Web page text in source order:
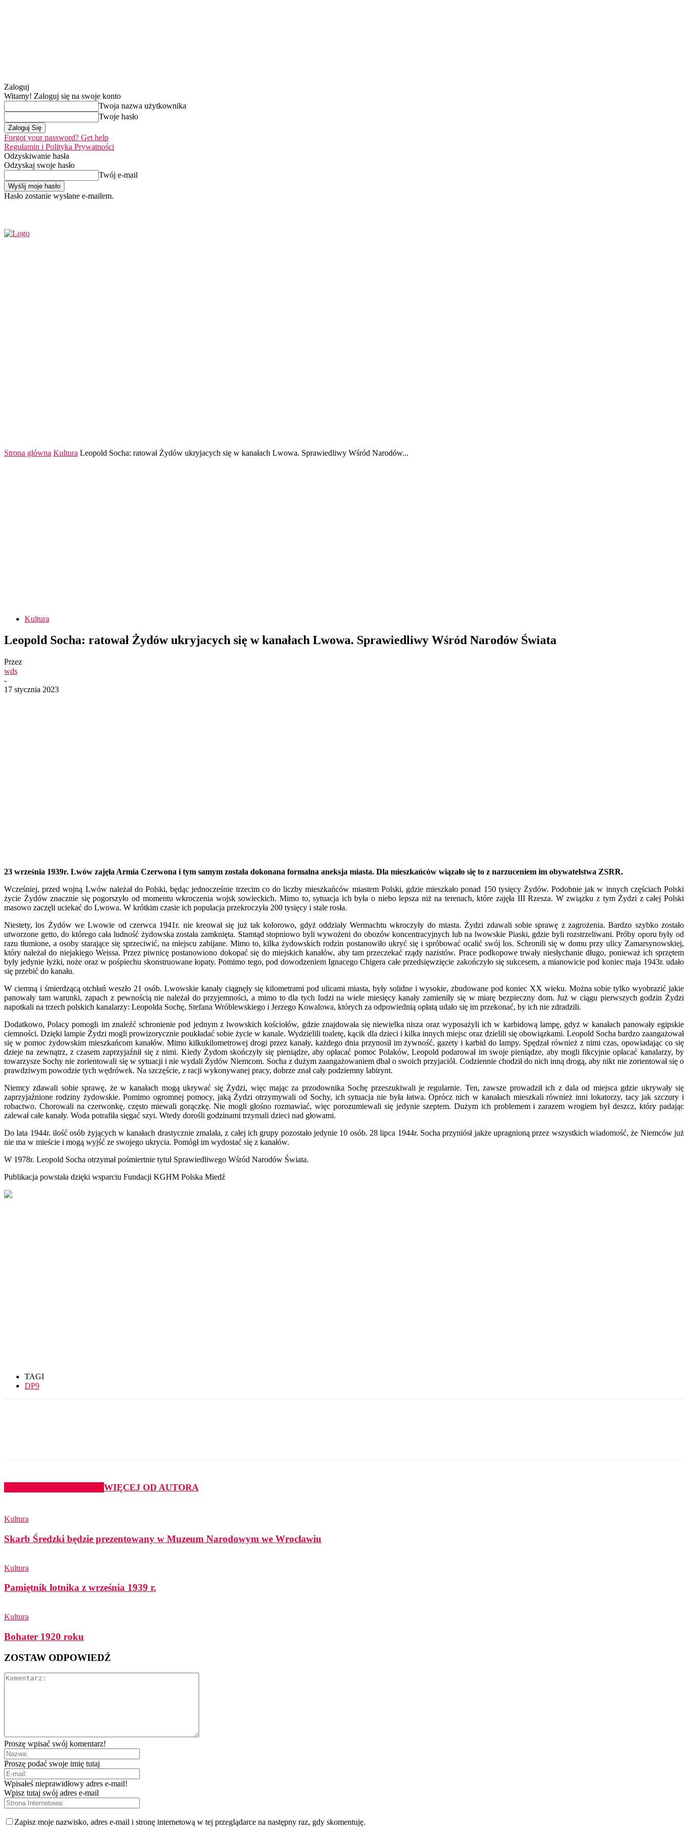
Zaloguj
Witamy! Zaloguj się na swoje konto
Twoja nazwa użytkownika
Twoje hasło
Forgot your password? Get help
Regulamin i Polityka Prywatności
Odzyskiwanie hasła
Odzyskaj swoje hasło
Twój e-mail
Hasło zostanie wysłane e-mailem.
Strona główna Kultura Leopold Socha: ratował Żydów ukryjacych się w kanałach Lwowa. Sprawiedliwy Wśród Narodów...
Kultura
Leopold Socha: ratował Żydów ukryjacych się w kanałach Lwowa. Sprawiedliwy Wśród Narodów Świata
Przez
wds
-
17 stycznia 2023
23 września 1939r. Lwów zajęła Armia Czerwona i tym samym została dokonana formalna aneksja miasta. Dla mieszkańców wiązało się to z narzuceniem im obywatelstwa ZSRR.
Wcześniej, przed wojną Lwów należał do Polski, będąc jednocześnie trzecim co do liczby mieszkańców miastem Polski, gdzie mieszkało ponad 150 tysięcy Żydów. Podobnie jak w innych częściach Polski
życie Żydów znacznie się pogorszyło od momentu wkroczenia wojsk sowieckich. Mimo to, sytuacja ich była o niebo lepsza niż na terenach, które zajęła III Rzesza. W związku z tym Żydzi z całej Polski
masowo zaczęli uciekać do Lwowa. W krótkim czasie ich populacja przekroczyła 200 tysięcy i stale rosła.
Niestety, los Żydów we Lwowie od czerwca 1941r. nie kreował się już tak kolorowo, gdyż oddziały Wermachtu wkroczyły do miasta. Żydzi zdawali sobie sprawę z zagrożenia. Bardzo szybko zostało
utworzone getto, do którego cała ludność żydowska została zamknięta. Stamtąd stopniowo byli wywożeni do obozów koncentracyjnych lub na lwowskie Piaski, gdzie byli rozstrzeliwani. Próby oporu były od
razu tłumione, a osoby starające się sprzeciwić, na miejscu zabijane. Mimo to, kilka żydowskich rodzin postanowiło ukryć się i spróbować ocalić swój los. Schronili się w domu przy ulicy Zamarsynowskiej,
który należał do niejakiego Weissa. Przez piwnicę postanowiono dokopać się do miejskich kanałów, aby tam przeczekać rządy nazistów. Prace podkopowe trwały niesłychanie długo, ponieważ ich sprzętem
były jedynie łyżki, noże oraz w pośpiechu skonstruowane łopaty. Pomimo tego, pod dowodzeniem Ignacego Chigera całe przedsięwzięcie zakończyło się sukcesem, a mianowicie pod koniec maja 1943r. udało
się przebić do kanału.
W ciemną i śmierdzącą otchłań weszło 21 osób. Lwowskie kanały ciągnęły się kilometrami pod ulicami miasta, były solidne i wysokie, zbudowane pod koniec XX wieku. Można sobie tylko wyobrazić jakie
panowały tam warunki, zapach z pewnością nie należał do przyjemności, a mimo to dla tych ludzi na wiele miesięcy kanały zamieniły się w miarę bezpieczny dom. Już w ciągu pierwszych godzin Żydzi
napotkali na trzech polskich kanalarzy: Leopolda Sochę, Stefana Wróblewskiego i Jerzego Kowalowa, których za odpowiednią opłatą udało się im przekonać, by ich nie zdradzili.
Dodatkowo, Polacy pomogli im znaleźć schronienie pod jednym z lwowskich kościołów, gdzie znajdowała się niewielka nisza oraz wyposażyli ich w karbidową lampę, gdyż w kanałach panowały egipskie
ciemności. Dzięki lampie Żydzi mogli prowizorycznie poukładać sobie życie w kanale. Wydzielili toaletę, kącik dla dzieci i kilka innych miejsc oraz dzielili się obowiązkami. Leopold Socha bardzo zaangażował
się w pomoc żydowskim mieszkańcom kanałów. Mimo kilkukilometrowej drogi przez kanały, każdego dnia przynosił im żywność, gazety i karbid do lampy. Spędzał również z nimi czas, opowiadając co się
dzieje na zewnątrz, z czasem zaprzyjaźnił się z nimi. Kiedy Żydom skończyły się pieniądze, aby opłacać pomoc Polaków, Leopold podarował im swoje pieniądze, aby mogli fikcyjnie opłacać kanalarzy, by
towarzysze Sochy nie zorientowali się w sytuacji i nie wydali Żydów Niemcom. Socha z dużym zaangażowaniem dbał o swoich przyjaciół. Codziennie chodził do nich inną drogą, aby nikt nie zorientował się o
prawdziwym powodzie tych wędrówek. Na szczęście, z racji wykonywanej pracy, dobrze znał cały podziemny labirynt.
Niemcy zdawali sobie sprawę, że w kanałach mogą ukrywać się Żydzi, więc mając za przodownika Sochę przeszukiwali je regularnie. Ten, zawsze prowadził ich z dala od miejsca gdzie ukrywały się
zaprzyjaźnione rodziny żydowskie. Pomimo ogromnej pomocy, jaką Żydzi otrzymywali od Sochy, ich sytuacja nie była łatwa. Oprócz nich w kanałach mieszkali również inni lokatorzy, tacy jak szczury i
robactwo. Chorowali na czerwonkę, często miewali gorączkę. Nie mogli głośno rozmawiać, więc porozumiewali się jedynie szeptem. Dużym ich problemem i zarazem wrogiem był deszcz, który padając
zalewał całe kanały. Woda potrafiła sięgać szyi. Wtedy dorośli godzinami trzymali dzieci nad głowami.
Do lata 1944r. ilość osób żyjących w kanałach drastycznie zmalała, z całej ich grupy pozostało jedynie 10 osób. 28 lipca 1944r. Socha przyniósł jakże upragnioną przez wszystkich wiadomość, że Niemców już
nie ma w mieście i mogą wyjść ze swojego ukrycia. Pomógł im wydostać się z kanałów.
W 1978r. Leopold Socha otrzymał pośmiertnie tytuł Sprawiedliwego Wśród Narodów Świata.
Publikacja powstała dzięki wsparciu Fundacji KGHM Polska Miedź
TAGI
DP9
WIĘCEJ OD AUTORA
Kultura
Skarb Średzki będzie prezentowany w Muzeum Narodowym we Wrocławiu
Kultura
Pamiętnik lotnika z września 1939 r.
Kultura
Bohater 1920 roku
ZOSTAW ODPOWIEDŹ
Proszę wpisać swój komentarz!
Proszę podać swoje imię tutaj
Wpisałeś nieprawidłowy adres e-mail!
Wpisz tutaj swój adres e-mail
Zapisz moje nazwisko, adres e-mail i stronę internetową w tej przeglądarce na następny raz, gdy skomentuję.